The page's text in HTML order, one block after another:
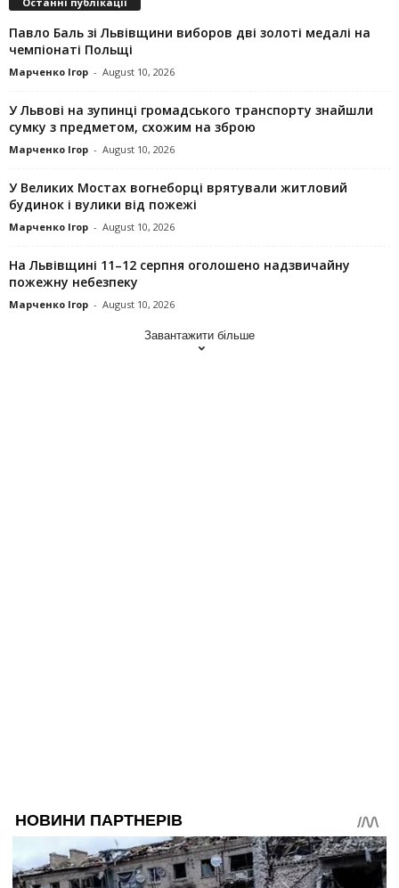
Павло Баль зі Львівщини виборов дві золоті медалі на
чемпіонаті Польщі
Марченко Ігор - August 10, 2026
У Львові на зупинці громадського транспорту знайшли
сумку з предметом, схожим на зброю
Марченко Ігор - August 10, 2026
У Великих Мостах вогнеборці врятували житловий
будинок і вулики від пожежі
Марченко Ігор - August 10, 2026
На Львівщині 11–12 серпня оголошено надзвичайну
пожежну небезпеку
Марченко Ігор - August 10, 2026
Завантажити більше